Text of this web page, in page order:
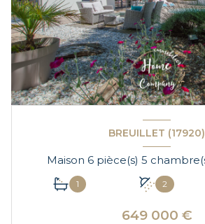
BREUILLET (17920)
1 2
649 000 €